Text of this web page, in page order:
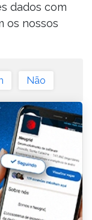
dados com
os nossos
Não